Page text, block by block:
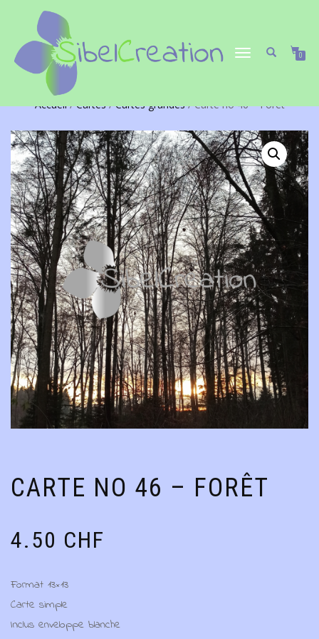
DÉPLIER/REPLIER
0
Accueil/Cartes/Cartes grandes/ Carte no 46 – Forêt
CARTE NO 46 – FORÊT
4.50 CHF
Format 13×13
Carte simple
Inclus enveloppe blanche